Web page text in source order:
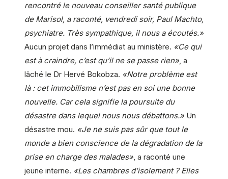
rencontré le nouveau conseiller santé publique
de Marisol, a raconté, vendredi soir, Paul Machto,
psychiatre. Très sympathique, il nous a écoutés.»
Aucun projet dans l’immédiat au ministère. «Ce qui
est à craindre, c’est qu’il ne se passe rien», a
lâché le Dr Hervé Bokobza. «Notre problème est
là : cet immobilisme n’est pas en soi une bonne
nouvelle. Car cela signifie la poursuite du
désastre dans lequel nous nous débattons.» Un
désastre mou. «Je ne suis pas sûr que tout le
monde a bien conscience de la dégradation de la
prise en charge des malades», a raconté une
jeune interne. «Les chambres d’isolement ? Elles